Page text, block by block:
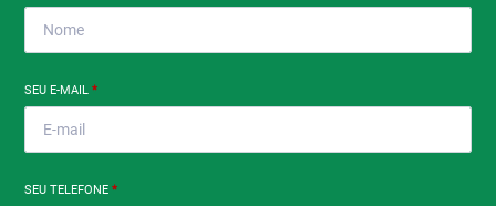
SEU E-MAIL*
SEU TELEFONE*